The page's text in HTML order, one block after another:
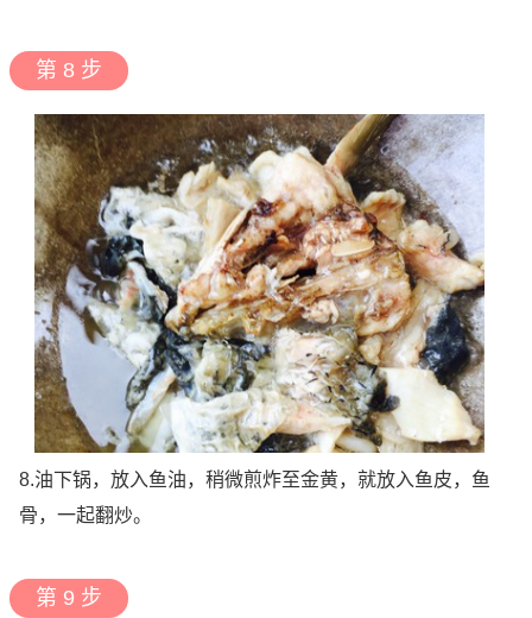
第 8 步
8.油下锅，放入鱼油，稍微煎炸至金黄，就放入鱼皮，鱼
骨，一起翻炒。
第 9 步